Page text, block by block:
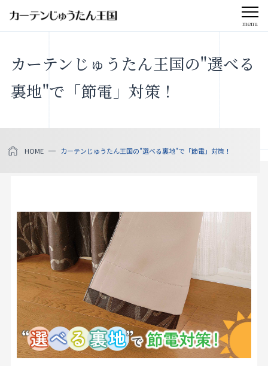
menu
会社案内
メディア掲載
社会貢献活動
製品をさがす
店舗をさがす
私たちのこだわり
お客様の声
カーテンじゅうたん王国の"選べる
裏地"で「節電」対策！
HOME カーテンじゅうたん王国の"選べる裏地"で「節電」対策！